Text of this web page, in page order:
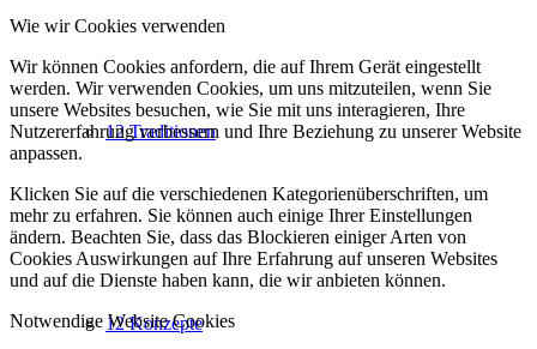
12 Traditionen
12 Konzepte
Wie wir Cookies verwenden
Wir können Cookies anfordern, die auf Ihrem Gerät eingestellt
werden. Wir verwenden Cookies, um uns mitzuteilen, wenn Sie
unsere Websites besuchen, wie Sie mit uns interagieren, Ihre
Nutzererfahrung verbessern und Ihre Beziehung zu unserer Website
anpassen.
Klicken Sie auf die verschiedenen Kategorienüberschriften, um
mehr zu erfahren. Sie können auch einige Ihrer Einstellungen
ändern. Beachten Sie, dass das Blockieren einiger Arten von
Cookies Auswirkungen auf Ihre Erfahrung auf unseren Websites
und auf die Dienste haben kann, die wir anbieten können.
Notwendige Website Cookies